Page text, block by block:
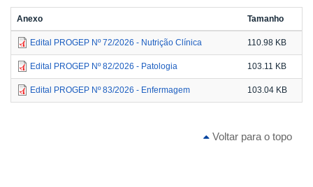
Anexo Tamanho
Edital PROGEP Nº 72/2026 - Nutrição Clínica 110.98 KB
Edital PROGEP Nº 82/2026 - Patologia 103.11 KB
Edital PROGEP Nº 83/2026 - Enfermagem 103.04 KB
Voltar para o topo